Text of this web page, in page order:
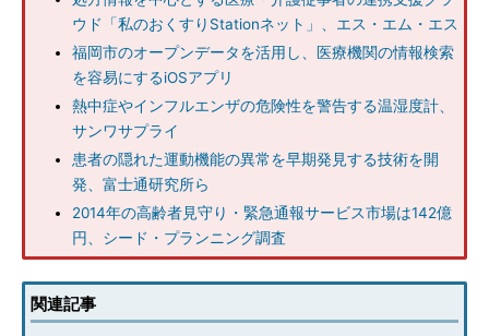
ウド「私のおくすりStationネット」、エス・エム・エス
福岡市のオープンデータを活用し、医療機関の情報検索
を容易にするiOSアプリ
熱中症やインフルエンザの危険性を警告する温湿度計、
サンワサプライ
患者の隠れた運動機能の異常を早期発見する技術を開
発、富士通研究所ら
2014年の高齢者見守り・緊急通報サービス市場は142億
円、シード・プランニング調査
関連記事